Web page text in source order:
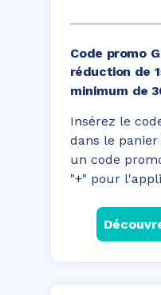
Insérez le
dans le
un code
"+" pour
Code promo
réduction de
minimum de